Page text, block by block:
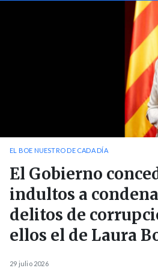
EL BOE NUESTRO DE CADA DÍA
El Gobierno
indultos a
delitos de
ellos el de Laura
29 julio 2026